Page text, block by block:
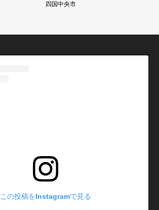
四国中央市
この投稿をInstagramで見る